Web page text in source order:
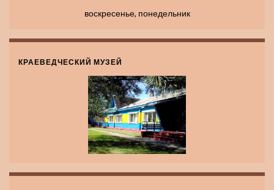
воскресенье, понедельник
КРАЕВЕДЧЕСКИЙ МУЗЕЙ